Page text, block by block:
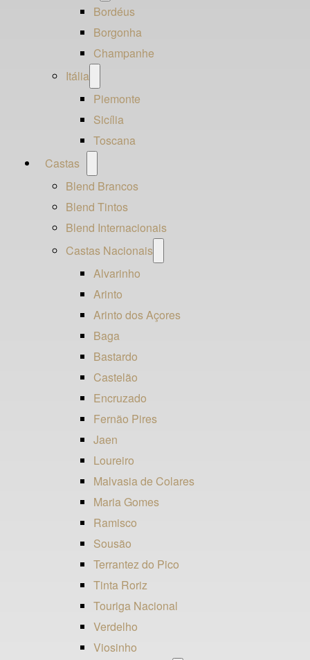
menu
Bordéus
Borgonha
Champanhe
Itália
menu
Piemonte
Sicília
Toscana
Castas
menu
Blend Brancos
Blend Tintos
Blend Internacionais
Castas Nacionais
Alvarinho
Arinto
Arinto dos Açores
Baga
Bastardo
Castelão
Encruzado
Fernão Pires
Jaen
Loureiro
Malvasia de Colares
Maria Gomes
Ramisco
Sousão
Terrantez do Pico
Tinta Roriz
Touriga Nacional
Verdelho
Viosinho